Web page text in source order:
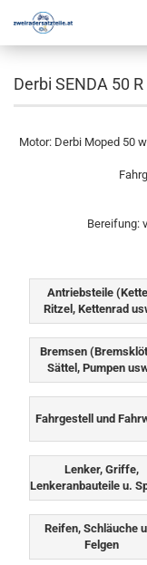
Derbi SENDA 50
Motor: Derbi Moped 50
Bereifung:
Antriebsteile
Ritzel, Kettenrad
Bremsen
Sättel, Pumpen
Fahrgestell und
Lenker, Griffe,
Lenkeranbauteile u.
Reifen, Schläuche
Felgen